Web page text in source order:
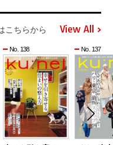
こちらから View All
No. 138 No. 137